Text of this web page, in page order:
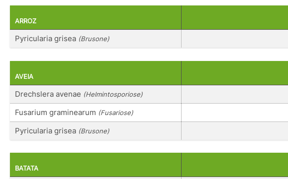
ARROZ
Pyricularia grisea (Brusone)
AVEIA
Drechslera avenae (Helmintosporiose)
Fusarium graminearum (Fusariose)
Pyricularia grisea (Brusone)
BATATA